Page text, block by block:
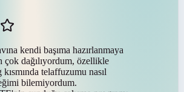
kendi başıma hazırlanmaya
çok dağılıyordum, özellikle
kısmında telaffuzumu nasıl
bilemiyordum.